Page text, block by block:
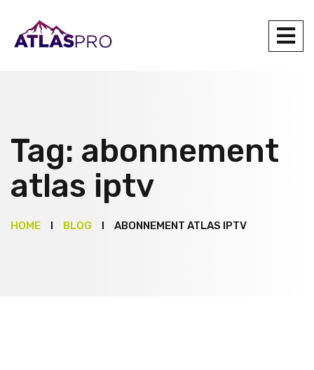
Tag: abonnement
atlas iptv
HOME BLOG ABONNEMENT ATLAS IPTV